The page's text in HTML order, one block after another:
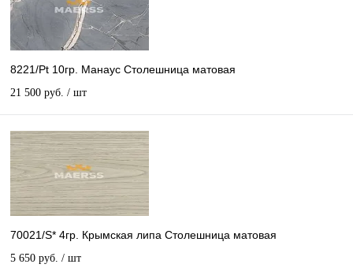
8221/Pt 10гр. Манаус Столешница матовая
21 500 руб. / шт
70021/S* 4гр. Крымская липа Столешница матовая
5 650 руб. / шт